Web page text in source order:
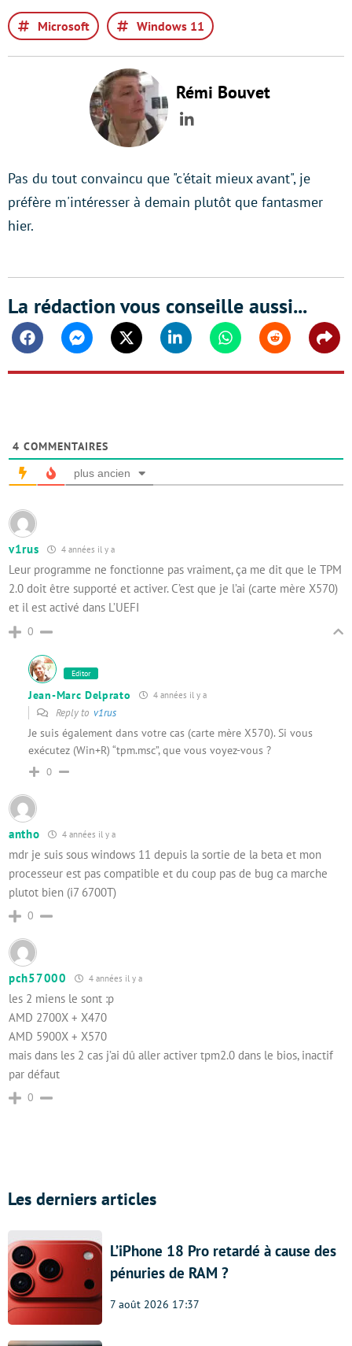
Microsoft Windows 11
Rémi Bouvet
LinkedIn
Pas du tout convaincu que "c'était mieux avant", je
préfère m'intéresser à demain plutôt que fantasmer
hier.
La rédaction vous conseille aussi...
FacebookMessengerTwitter Linkedin WhatsappReddit
4 COMMENTAIRES
plus ancien
v1rus 4 années il y a
Leur programme ne fonctionne pas vraiment, ça me dit que le TPM
2.0 doit être supporté et activer. C’est que je l’ai (carte mère X570)
et il est activé dans L’UEFI
0
Editor
Jean-Marc Delprato 4 années il y a
Reply to v1rus
Je suis également dans votre cas (carte mère X570). Si vous
exécutez (Win+R) “tpm.msc”, que vous voyez-vous ?
0
antho 4 années il y a
mdr je suis sous windows 11 depuis la sortie de la beta et mon
processeur est pas compatible et du coup pas de bug ca marche
plutot bien (i7 6700T)
0
pch57000 4 années il y a
les 2 miens le sont :p
AMD 2700X + X470
AMD 5900X + X570
mais dans les 2 cas j’ai dû aller activer tpm2.0 dans le bios, inactif
par défaut
0
Les derniers articles
L’iPhone 18 Pro retardé à cause des
pénuries de RAM ?
7 août 2026 17:37